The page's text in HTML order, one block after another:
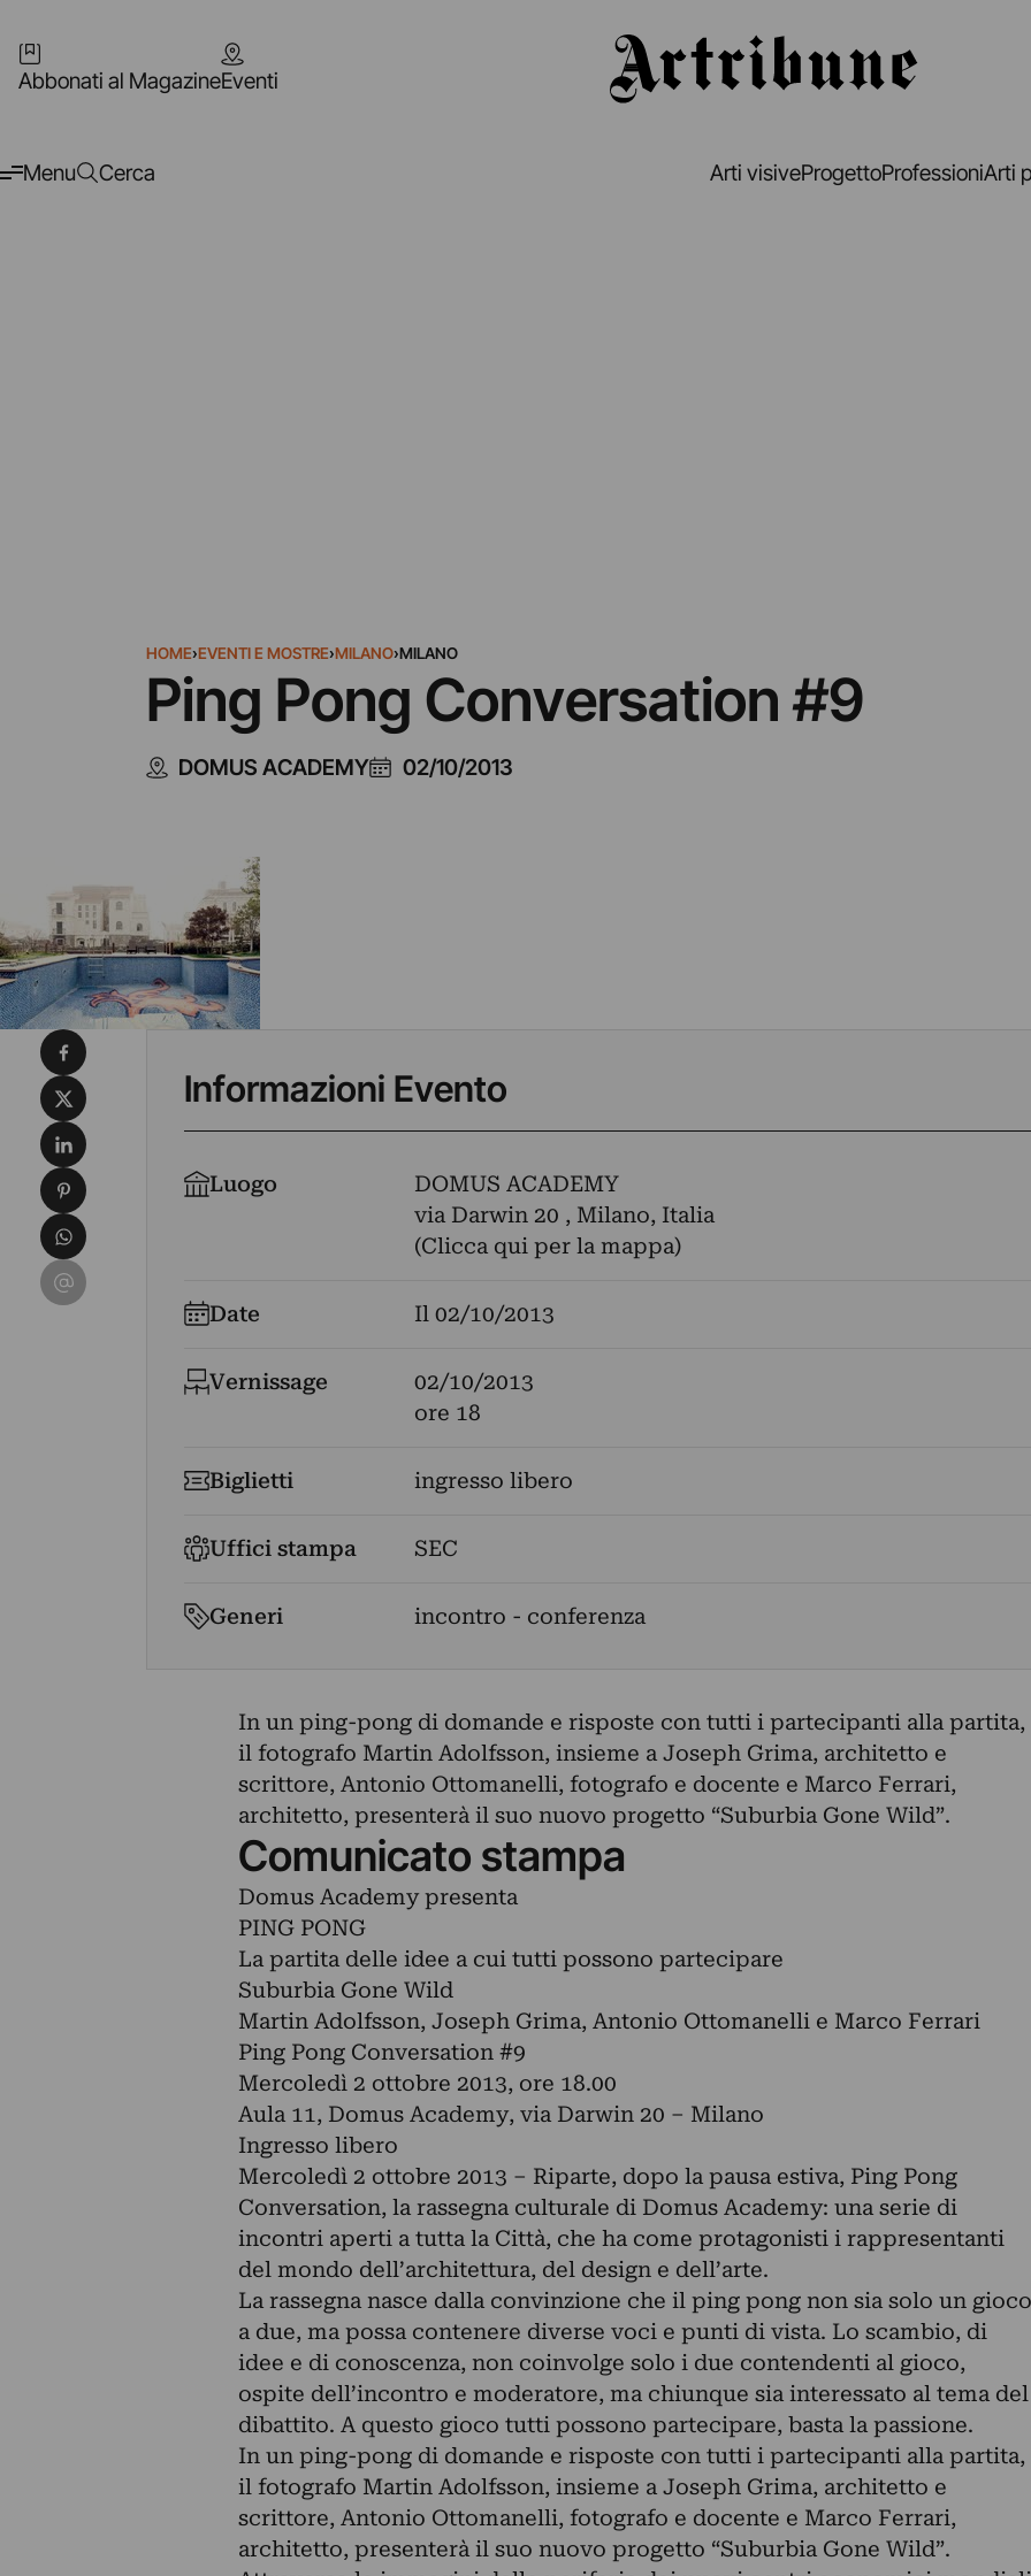
Abbonati al MagazineEventi
Menu Cerca Arti visiveProgettoProfessioniArti
HOME›EVENTI E MOSTRE›MILANO›MILANO
Ping Pong Conversation #9
DOMUS ACADEMY 02/10/2013
Informazioni Evento
Luogo
DOMUS ACADEMY
via Darwin 20 , Milano, Italia
(Clicca qui per la mappa)
Date Il 02/10/2013
Vernissage
02/10/2013
ore 18
Biglietti ingresso libero
Uffici stampa SEC
Generi incontro - conferenza
In un ping-pong di domande e risposte con tutti i partecipanti alla partita,
il fotografo Martin Adolfsson, insieme a Joseph Grima, architetto e
scrittore, Antonio Ottomanelli, fotografo e docente e Marco Ferrari,
architetto, presenterà il suo nuovo progetto “Suburbia Gone Wild”.
Comunicato stampa
Domus Academy presenta
PING PONG
La partita delle idee a cui tutti possono partecipare
Suburbia Gone Wild
Martin Adolfsson, Joseph Grima, Antonio Ottomanelli e Marco Ferrari
Ping Pong Conversation #9
Mercoledì 2 ottobre 2013, ore 18.00
Aula 11, Domus Academy, via Darwin 20 – Milano
Ingresso libero
Mercoledì 2 ottobre 2013 – Riparte, dopo la pausa estiva, Ping Pong
Conversation, la rassegna culturale di Domus Academy: una serie di
incontri aperti a tutta la Città, che ha come protagonisti i rappresentanti
del mondo dell’architettura, del design e dell’arte.
La rassegna nasce dalla convinzione che il ping pong non sia solo un gioco
a due, ma possa contenere diverse voci e punti di vista. Lo scambio, di
idee e di conoscenza, non coinvolge solo i due contendenti al gioco,
ospite dell’incontro e moderatore, ma chiunque sia interessato al tema del
dibattito. A questo gioco tutti possono partecipare, basta la passione.
In un ping-pong di domande e risposte con tutti i partecipanti alla partita,
il fotografo Martin Adolfsson, insieme a Joseph Grima, architetto e
scrittore, Antonio Ottomanelli, fotografo e docente e Marco Ferrari,
architetto, presenterà il suo nuovo progetto “Suburbia Gone Wild”.
Condividi su Facebook
Condividi su X
Condividi su LinkedIn
Condividi su Pinterest
Condividi su WhatsApp
Condividi su Email